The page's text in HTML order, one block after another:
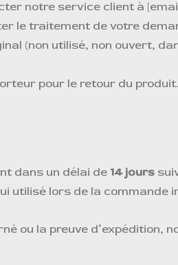
notre service client à
le traitement de votre
(non utilisé, non ouvert,
pour le retour du
dans un délai de 14 jours
utilisé lors de la commande
ou la preuve d’expédition,